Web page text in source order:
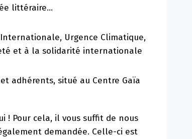
littéraire…
Urgence Climatique,
et à la solidarité internationale
adhérents, situé au Centre Gaïa
! Pour cela, il vous suffit de nous
demandée. Celle-ci est